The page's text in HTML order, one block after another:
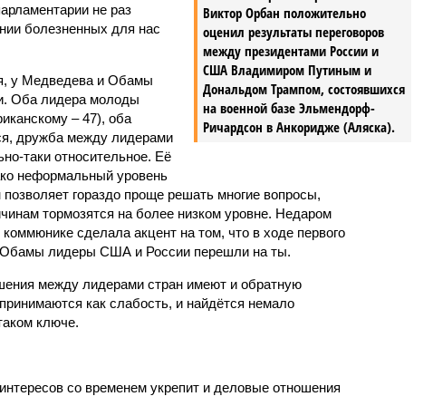
Виктор Орбан положительно
оценил результаты переговоров
между президентами России и
США Владимиром Путиным и
Дональдом Трампом, состоявшихся
на военной базе Эльмендорф-
Ричардсон в Анкоридже (Аляска).
не раз
болезненных для нас
у Медведева и Обамы
Оба лидера молоды
– 47), оба
дружба между лидерами
таки относительное. Её
неформальный уровень
гораздо проще решать многие вопросы,
тормозятся на более низком уровне. Недаром
сделала акцент на том, что в ходе первого
Обамы лидеры США и России перешли на ты.
между лидерами стран имеют и обратную
как слабость, и найдётся немало
ключе.
со временем укрепит и деловые отношения